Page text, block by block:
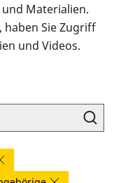
Materialien.
haben Sie Zugriff
und Videos.